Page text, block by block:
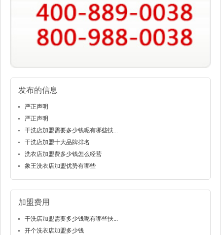
发布的信息
严正声明
严正声明
干洗店加盟需要多少钱呢有哪些扶...
干洗店加盟十大品牌排名
洗衣店加盟费多少钱怎么经营
象王洗衣店加盟优势有哪些
加盟费用
干洗店加盟需要多少钱呢有哪些扶...
开个洗衣店加盟多少钱